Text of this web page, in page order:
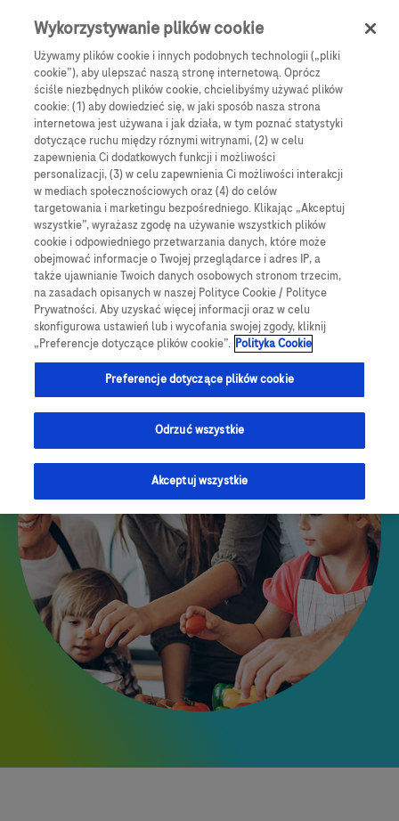
Skip navigation Menu
Łączymy to, co ważne w
leczeniu i życiu z cukrzycą
Poznaj nasze produkty i rozwiązania do zarządzania
cukrzycą, zaprojektowane tak, aby łączyć to, co
liczy się w leczeniu cukrzycy i codziennym życiu.
Zobacz wszystkie produkty
Image
Wykorzystywanie plików cookie
Używamy plików cookie i innych podobnych technologii („pliki
cookie”), aby ulepszać naszą stronę internetową. Oprócz
ściśle niezbędnych plików cookie, chcielibyśmy używać plików
cookie: (1) aby dowiedzieć się, w jaki sposób nasza strona
internetowa jest używana i jak działa, w tym poznać statystyki
dotyczące ruchu między róznymi witrynami, (2) w celu
zapewnienia Ci dodatkowych funkcji i możliwości
personalizacji, (3) w celu zapewnienia Ci możliwości interakcji
w mediach społecznościowych oraz (4) do celów
targetowania i marketingu bezpośredniego. Klikając „Akceptuj
wszystkie”, wyrażasz zgodę na używanie wszystkich plików
cookie i odpowiedniego przetwarzania danych, które może
obejmować informacje o Twojej przeglądarce i adres IP, a
także ujawnianie Twoich danych osobowych stronom trzecim,
na zasadach opisanych w naszej Polityce Cookie / Polityce
Prywatności. Aby uzyskać więcej informacji oraz w celu
skonfigurowa ustawień lub i wycofania swojej zgody, kliknij
„Preferencje dotyczące plików cookie”. Polityka Cookie
Preferencje dotyczące plików cookie
Odrzuć wszystkie
Akceptuj wszystkie